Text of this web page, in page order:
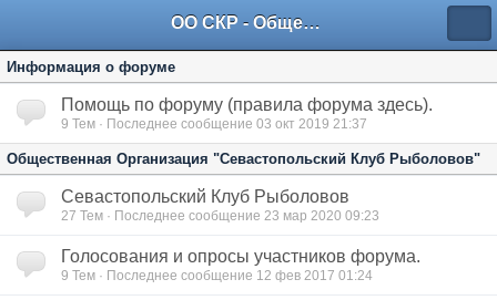
ОО СКР - Общественная Организация "Севастопольский Клуб Рыболовов"
Информация о форуме
Помощь по форуму (правила форума здесь).
9 Тем · Последнее сообщение 03 окт 2019 21:37
Общественная Организация "Севастопольский Клуб Рыболовов"
Севастопольский Клуб Рыболовов
27 Тем · Последнее сообщение 23 мар 2020 09:23
Голосования и опросы участников форума.
9 Тем · Последнее сообщение 12 фев 2017 01:24